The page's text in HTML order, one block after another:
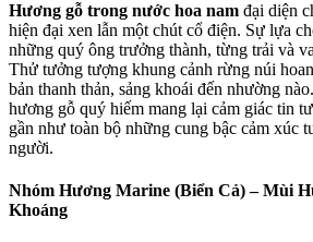
Hương gỗ trong nước hoa nam đại diện
hiện đại xen lẫn một chút cổ điện. Sự lựa
những quý ông trưởng thành, từng trải và
Thử tưởng tượng khung cảnh rừng núi
bản thanh thản, sảng khoái đến nhường
hương gỗ quý hiếm mang lại cảm giác tin
gần như toàn bộ những cung bậc cảm xúc
người.
Nhóm Hương Marine (Biển Cả) – Mùi
Khoáng